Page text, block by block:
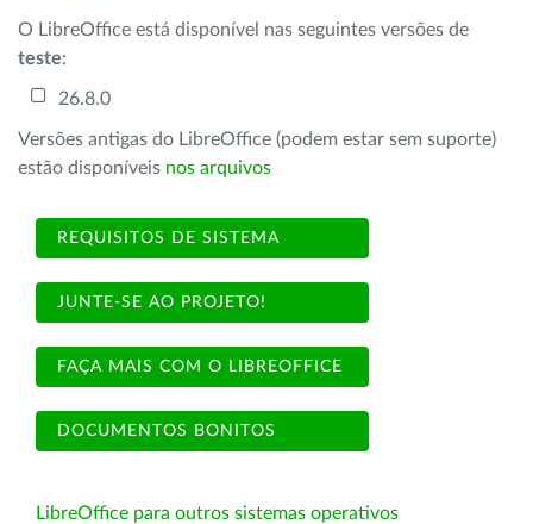
O LibreOffice está disponível nas seguintes versões de
teste:
26.8.0
Versões antigas do LibreOffice (podem estar sem suporte)
estão disponíveis nos arquivos
REQUISITOS DE SISTEMA
JUNTE-SE AO PROJETO!
FAÇA MAIS COM O LIBREOFFICE
DOCUMENTOS BONITOS
LibreOffice para outros sistemas operativos